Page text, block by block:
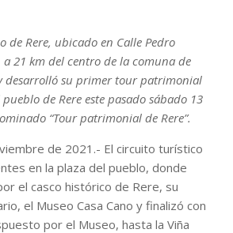
de Rere, ubicado en Calle Pedro
21 km del centro de la comuna de
desarrolló su primer tour patrimonial
de Rere este pasado sábado 13
“Tour patrimonial de Rere”.
de 2021.- El circuito turístico
en la plaza del pueblo, donde
el casco histórico de Rere, su
el Museo Casa Cano y finalizó con
por el Museo, hasta la Viña